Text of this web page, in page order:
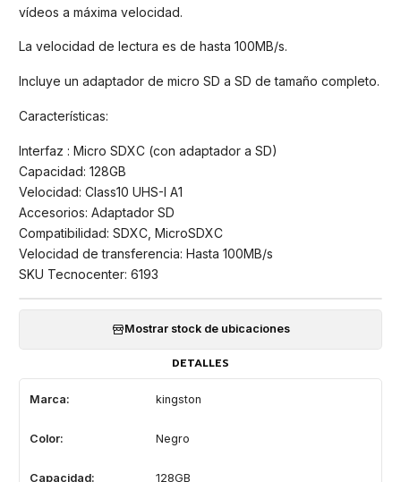
vídeos a máxima velocidad.
La velocidad de lectura es de hasta 100MB/s.
Incluye un adaptador de micro SD a SD de tamaño completo.
Características:
Interfaz : Micro SDXC (con adaptador a SD)
Capacidad: 128GB
Velocidad: Class10 UHS-I A1
Accesorios: Adaptador SD
Compatibilidad: SDXC, MicroSDXC
Velocidad de transferencia: Hasta 100MB/s
SKU Tecnocenter: 6193
Mostrar stock de ubicaciones
DETALLES
Marca: kingston
Color: Negro
Capacidad: 128GB